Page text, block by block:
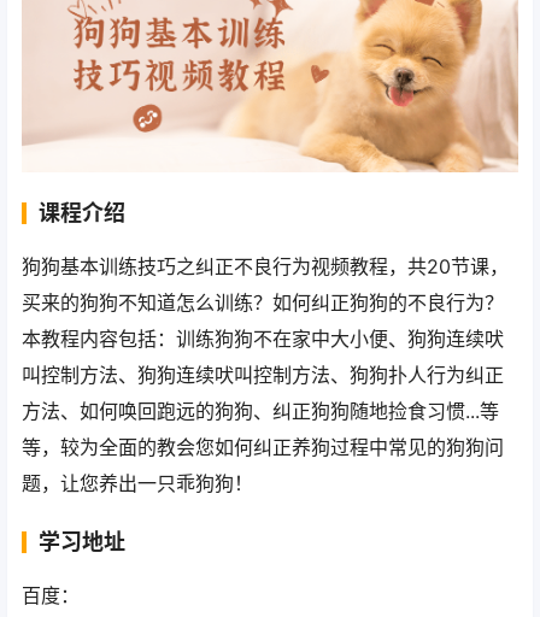
课程介绍
狗狗基本训练技巧之纠正不良行为视频教程，共20节课，
买来的狗狗不知道怎么训练？如何纠正狗狗的不良行为？
本教程内容包括：训练狗狗不在家中大小便、狗狗连续吠
叫控制方法、狗狗连续吠叫控制方法、狗狗扑人行为纠正
方法、如何唤回跑远的狗狗、纠正狗狗随地捡食习惯...等
等，较为全面的教会您如何纠正养狗过程中常见的狗狗问
题，让您养出一只乖狗狗！
学习地址
百度：